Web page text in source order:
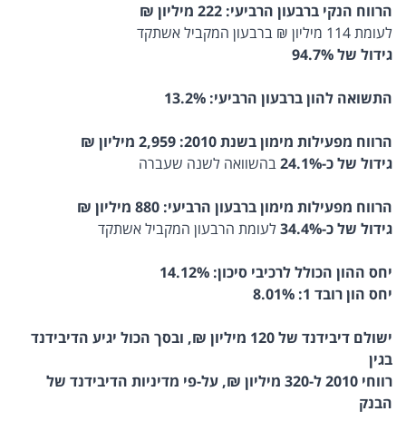
הרווח הנקי ברבעון הרביעי: 222 מיליון ₪
לעומת 114 מיליון ₪ ברבעון המקביל אשתקד
גידול של 94.7%
התשואה להון ברבעון הרביעי: 13.2%
הרווח מפעילות מימון בשנת 2010: 2,959 מיליון ₪
גידול של כ-24.1%
בהשוואה לשנה שעברה
הרווח מפעילות מימון ברבעון הרביעי: 880 מיליון ₪
גידול של כ-34.4%
לעומת הרבעון המקביל אשתקד
יחס ההון הכולל לרכיבי סיכון: 14.12%
יחס הון רובד 1: 8.01%
ישולם דיבידנד של 120 מיליון ₪, ובסך הכול יגיע הדיבידנד
בגין
רווחי 2010 ל-320 מיליון ₪, על-פי מדיניות הדיבידנד של
הבנק